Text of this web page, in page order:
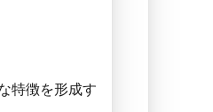
特徴を形成す